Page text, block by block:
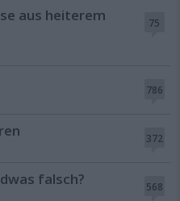
75
aus heiterem
786
372
568
falsch?